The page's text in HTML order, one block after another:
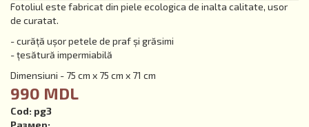
Fotoliul este fabricat din piele ecologica de inalta calitate, usor
de curatat.
- curăță ușor petele de praf și grăsimi
- țesătură impermiabilă
Dimensiuni - 75 cm x 75 cm x 71 cm
990 MDL
Cod: pg3